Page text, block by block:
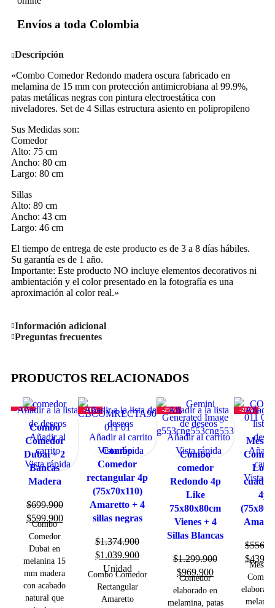
Envíos a toda Colombia
Descripción
«Combo Comedor Redondo madera oscura fabricado en
melamina de 15 mm con protección antimicrobiana al 99.9%,
patas metálicas negras con pintura electroestática con
niveladores. Set de 4 Sillas estructura asiento en polipropileno
Sus Medidas son:
Comedor
Alto: 75 cm
Ancho: 80 cm
Largo: 80 cm
Sillas
Alto: 89 cm
Ancho: 43 cm
Largo: 46 cm
El tiempo de entrega de este producto es de 3 a 8 días hábiles.
Su garantía es de 1 año.
Importante: Este producto NO incluye elementos decorativos ni
ambientación y el color presentado en la fotografía es una
aproximación al color real.»
Información adicional
Preguntas frecuentes
PRODUCTOS RELACIONADOS
-14%
Combo
Comedor
Dubai + 2
Bancas
Madera
$699.900
$599.900
Combo
Comedor
Dubai en
melanina 15
mm madera
con acabado
natural que
Añadir a la lista
de deseos
Añadir al
carrito
Vista rápida
-24%
Combo
Comedor
rectangular 4p
(75x70x110)
Amaretto + 4
sillas negras
$1.374.900
$1.039.900
Unidad
Combo Comedor
Rectangular
Amaretto
Añadir a la lista de
deseos
Añadir al carrito
Vista rápida
-25%
Combo
comedor
Redondo 4p
Like
75x80x80cm
Vienes + 4
Sillas Blancas
$1.299.900
$969.900
Comedor
elaborado en
melamina, patas
Añadir a la lista
de deseos
Añadir al carrito
Vista rápida
-21%
Mesa
Look
4p
$
$
Mesa
Añadir
lista
Vista